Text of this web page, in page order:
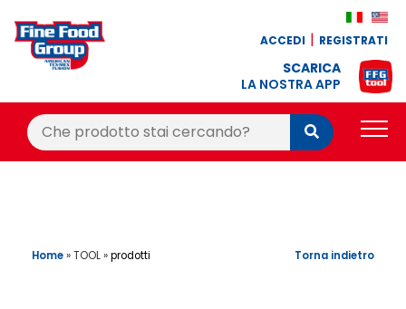
ACCEDI REGISTRATI
SCARICA
LA NOSTRA APP
Cerca:
Cerca
RICETTE
Home»TOOL»prodotti Torna indietro